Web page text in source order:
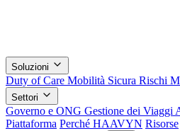
Soluzioni
Duty of Care Mobilità Sicura Rischi
Settori
Governo e ONG Gestione dei Viaggi
Piattaforma Perché HAAVYN Risorse